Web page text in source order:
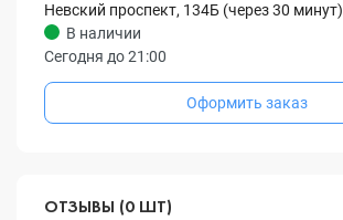
Невский проспект, 134Б (через 30 минут)
В наличии
Сегодня до 21:00
Оформить заказ
ОТЗЫВЫ (0 ШТ)